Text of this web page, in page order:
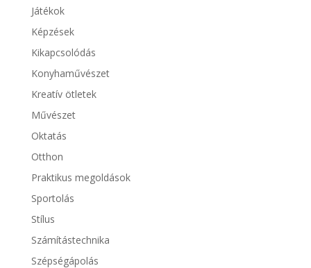
Játékok
Képzések
Kikapcsolódás
Konyhaművészet
Kreatív ötletek
Művészet
Oktatás
Otthon
Praktikus megoldások
Sportolás
Stílus
Számítástechnika
Szépségápolás